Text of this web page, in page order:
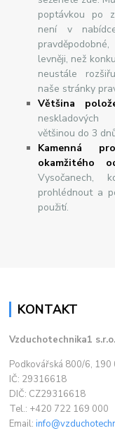
poptávkou po
není v
levněji, než
neustále
naše stránky
Většina
většinou do 3
Kamenná
okamžitého
Vysočanech,
prohlédnout a
použití.
KONTAKT
Vzduchotechnika1 s.r.o.
Podkovářská 800/6, 190
IČ: 29316618
DIČ: CZ29316618
Tel.: +420 722 169 000
Email: